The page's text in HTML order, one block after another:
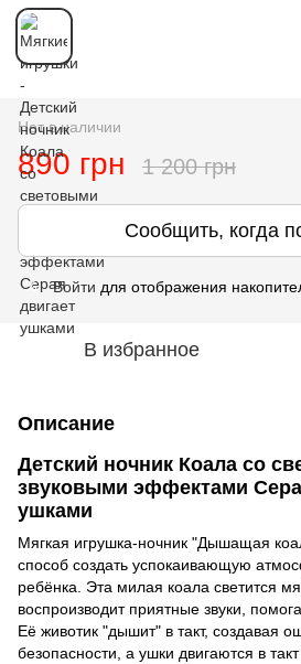
Нет в наличии
890 грн 1 200 грн
Сообщить, когда
% Войти для отображения
В избранное
Описание
Детский ночник Коала со
звуковыми эффектами
ушками
Мягкая игрушка-ночник "Дышащая
способ создать успокаивающую
ребёнка. Эта милая коала светится
воспроизводит приятные звуки,
Её животик "дышит" в такт, создавая
безопасности, а ушки двигаются в